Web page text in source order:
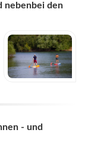
nebenbei den
- und